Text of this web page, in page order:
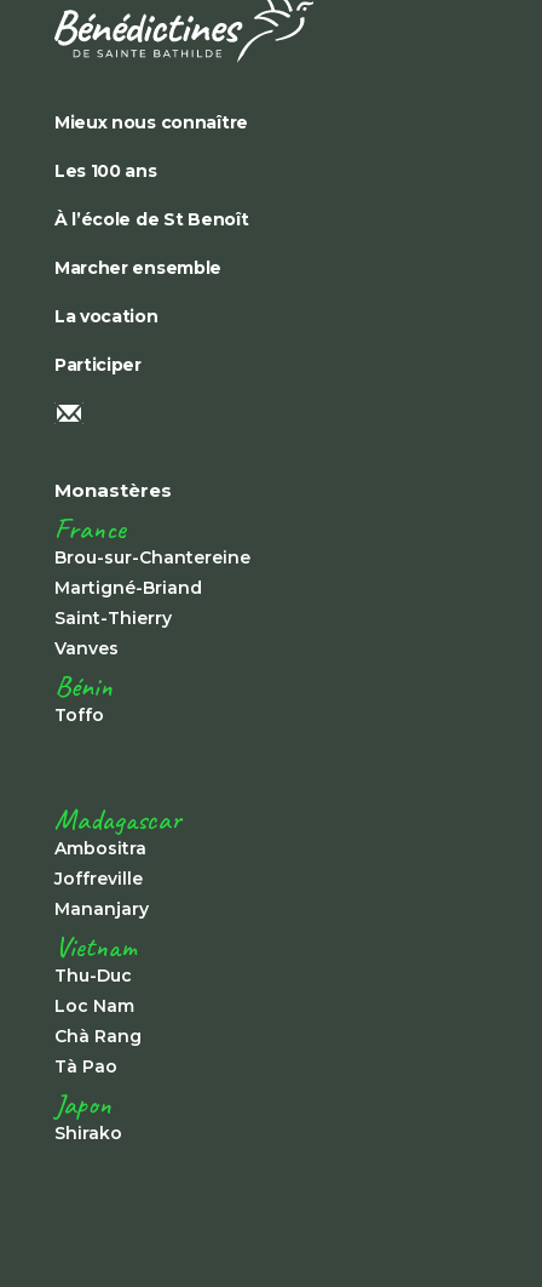
Mieux nous connaître
Les 100 ans
À l’école de St Benoît
Marcher ensemble
La vocation
Participer
Monastères
France
Brou-sur-Chantereine
Martigné-Briand
Saint-Thierry
Vanves
Bénin
Toffo
Madagascar
Ambositra
Joffreville
Mananjary
Vietnam
Thu-Duc
Loc Nam
Chà Rang
Tà Pao
Japon
Shirako